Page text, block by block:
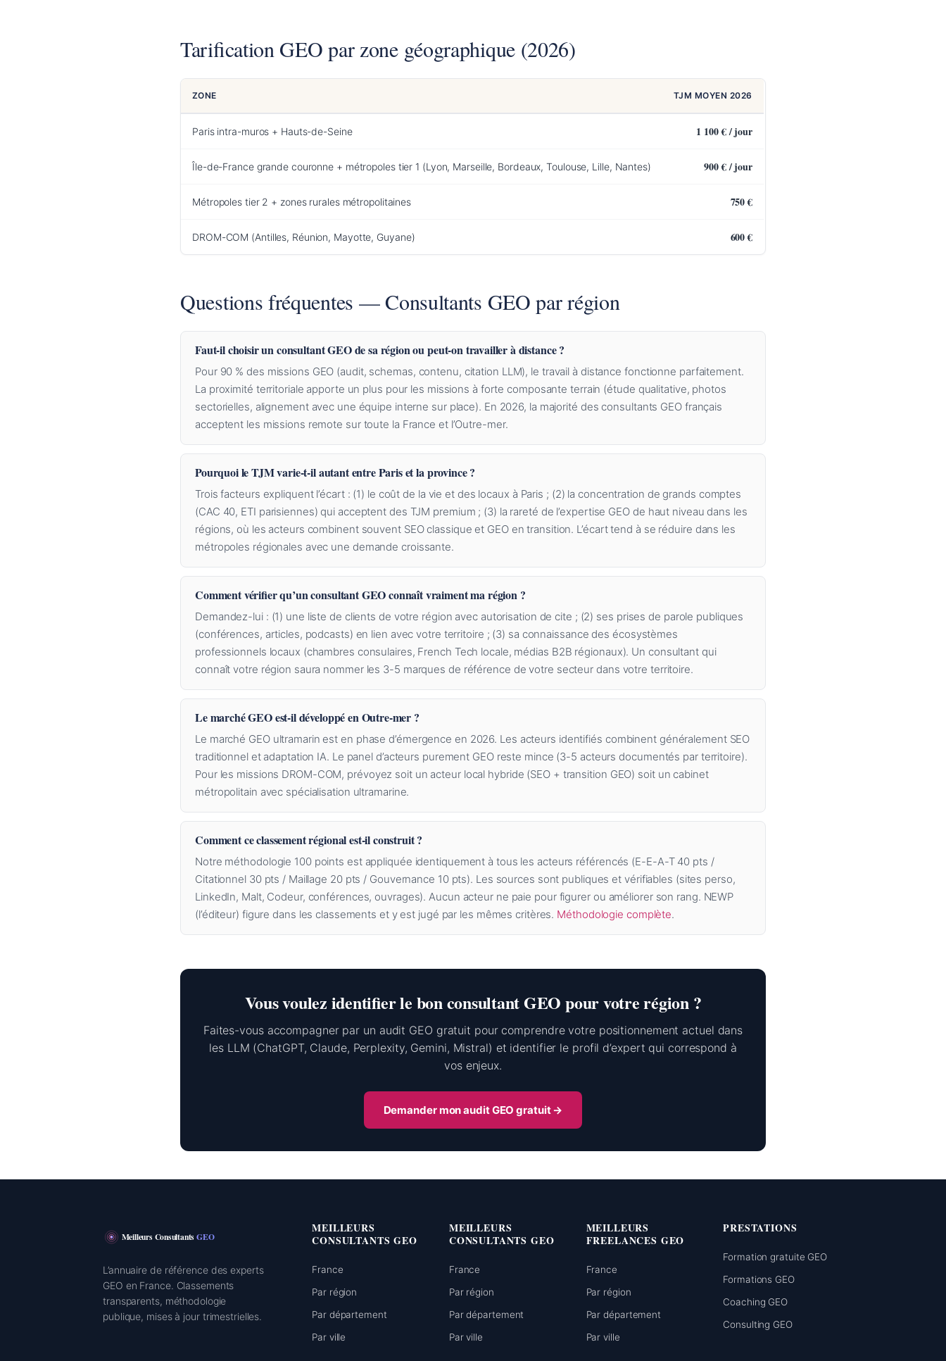
Tarification GEO par zone géographique (2026)
ZONE TJM MOYEN 2026
Paris intra-muros + Hauts-de-Seine 1 100 € / jour
Île-de-France grande couronne + métropoles tier 1 (Lyon, Marseille, Bordeaux, Toulouse, Lille, Nantes) 900 € / jour
Métropoles tier 2 + zones rurales métropolitaines 750 €
DROM-COM (Antilles, Réunion, Mayotte, Guyane) 600 €
Questions fréquentes — Consultants GEO par région
Faut-il choisir un consultant GEO de sa région ou peut-on travailler à distance ?
Pour 90 % des missions GEO (audit, schemas, contenu, citation LLM), le travail à distance fonctionne parfaitement.
La proximité territoriale apporte un plus pour les missions à forte composante terrain (étude qualitative, photos
sectorielles, alignement avec une équipe interne sur place). En 2026, la majorité des consultants GEO français
acceptent les missions remote sur toute la France et l’Outre-mer.
Pourquoi le TJM varie-t-il autant entre Paris et la province ?
Trois facteurs expliquent l’écart : (1) le coût de la vie et des locaux à Paris ; (2) la concentration de grands comptes
(CAC 40, ETI parisiennes) qui acceptent des TJM premium ; (3) la rareté de l’expertise GEO de haut niveau dans les
régions, où les acteurs combinent souvent SEO classique et GEO en transition. L’écart tend à se réduire dans les
métropoles régionales avec une demande croissante.
Comment vérifier qu’un consultant GEO connaît vraiment ma région ?
Demandez-lui : (1) une liste de clients de votre région avec autorisation de cite ; (2) ses prises de parole publiques
(conférences, articles, podcasts) en lien avec votre territoire ; (3) sa connaissance des écosystèmes
professionnels locaux (chambres consulaires, French Tech locale, médias B2B régionaux). Un consultant qui
connaît votre région saura nommer les 3-5 marques de référence de votre secteur dans votre territoire.
Le marché GEO est-il développé en Outre-mer ?
Le marché GEO ultramarin est en phase d’émergence en 2026. Les acteurs identifiés combinent généralement SEO
traditionnel et adaptation IA. Le panel d’acteurs purement GEO reste mince (3-5 acteurs documentés par territoire).
Pour les missions DROM-COM, prévoyez soit un acteur local hybride (SEO + transition GEO) soit un cabinet
métropolitain avec spécialisation ultramarine.
Comment ce classement régional est-il construit ?
Notre méthodologie 100 points est appliquée identiquement à tous les acteurs référencés (E-E-A-T 40 pts /
Citationnel 30 pts / Maillage 20 pts / Gouvernance 10 pts). Les sources sont publiques et vérifiables (sites perso,
LinkedIn, Malt, Codeur, conférences, ouvrages). Aucun acteur ne paie pour figurer ou améliorer son rang. NEWP
(l’éditeur) figure dans les classements et y est jugé par les mêmes critères. Méthodologie complète.
Vous voulez identifier le bon consultant GEO pour votre région ?
Faites-vous accompagner par un audit GEO gratuit pour comprendre votre positionnement actuel dans
les LLM (ChatGPT, Claude, Perplexity, Gemini, Mistral) et identifier le profil d’expert qui correspond à
vos enjeux.
Demander mon audit GEO gratuit →
Meilleurs ConsultantsGEO
L’annuaire de référence des experts
GEO en France. Classements
transparents, méthodologie
publique, mises à jour trimestrielles.
MEILLEURS
CONSULTANTS GEO
France
Par région
Par département
Par ville
MEILLEURS
CONSULTANTS GEO
France
Par région
Par département
Par ville
MEILLEURS
FREELANCES GEO
France
Par région
Par département
Par ville
PRESTATIONS
Formation gratuite GEO
Formations GEO
Coaching GEO
Consulting GEO